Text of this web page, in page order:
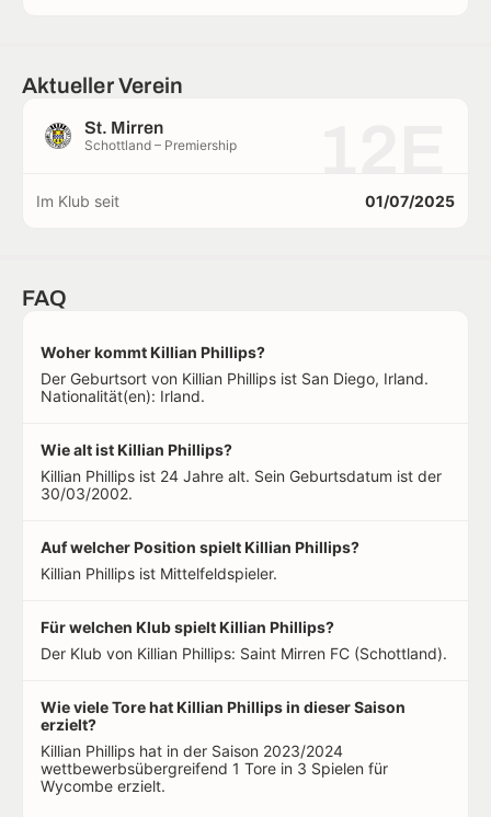
Aktueller Verein
St. Mirren
Schottland – Premiership
Im Klub seit 01/07/2025
FAQ
Woher kommt Killian Phillips?
Der Geburtsort von Killian Phillips ist San Diego, Irland.
Nationalität(en): Irland.
Wie alt ist Killian Phillips?
Killian Phillips ist 24 Jahre alt. Sein Geburtsdatum ist der
30/03/2002.
Auf welcher Position spielt Killian Phillips?
Killian Phillips ist Mittelfeldspieler.
Für welchen Klub spielt Killian Phillips?
Der Klub von Killian Phillips: Saint Mirren FC (Schottland).
Wie viele Tore hat Killian Phillips in dieser Saison
erzielt?
Killian Phillips hat in der Saison 2023/2024
wettbewerbsübergreifend 1 Tore in 3 Spielen für
Wycombe erzielt.